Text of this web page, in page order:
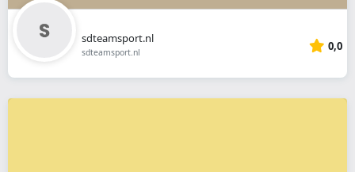
sdteamsport.nl
sdteamsport.nl 0,0